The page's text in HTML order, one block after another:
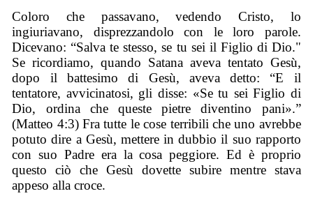
Coloro che passavano, vedendo Cristo, lo
ingiuriavano, disprezzandolo con le loro parole.
Dicevano: “Salva te stesso, se tu sei il Figlio di Dio."
Se ricordiamo, quando Satana aveva tentato Gesù,
dopo il battesimo di Gesù, aveva detto: “E il
tentatore, avvicinatosi, gli disse: «Se tu sei Figlio di
Dio, ordina che queste pietre diventino pani».”
(Matteo 4:3) Fra tutte le cose terribili che uno avrebbe
potuto dire a Gesù, mettere in dubbio il suo rapporto
con suo Padre era la cosa peggiore. Ed è proprio
questo ciò che Gesù dovette subire mentre stava
appeso alla croce.